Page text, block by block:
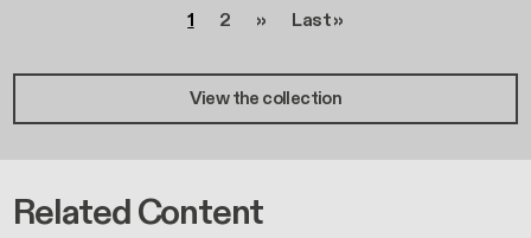
Pagina
1 Pagina
2 Pagina successiva
›› Ultima pagina
Last »
View the collection
Related Content